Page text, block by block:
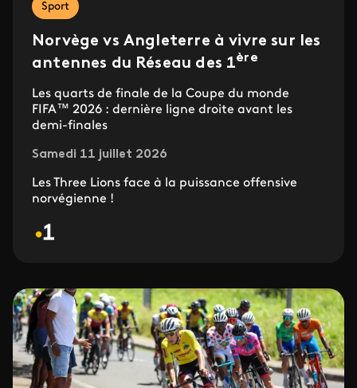
Sport
Norvège vs Angleterre à vivre sur les
antennes du Réseau des 1ère
Les quarts de finale de la Coupe du monde
FIFA™ 2026 : dernière ligne droite avant les
demi-finales
Samedi 11 juillet 2026
Les Three Lions face à la puissance offensive
norvégienne !